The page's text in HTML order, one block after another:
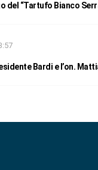
del “Tartufo Bianco
Bardi e l’on.